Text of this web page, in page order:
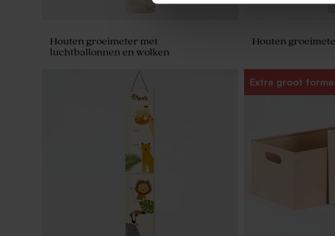
Houten groeimeter met
luchtballonnen en wolken
Houten
Extra groot